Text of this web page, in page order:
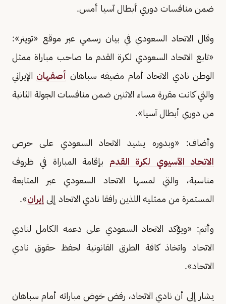
ضمن منافسات دوري أبطال آسيا أمس.
وقال الاتحاد السعودي في بيان رسمي عبر موقع «تويتر»:
«تابع الاتحاد السعودي لكرة القدم ما صاحب مباراة ممثل
الوطن نادي الاتحاد أمام مضيفه سباهان أصفهان الإيراني
والتي كانت مقررة مساء الاثنين ضمن منافسات الجولة الثانية
من دوري أبطال آسيا».
وأضاف: «وبدوره يشيد الاتحاد السعودي على حرص
الاتحاد الآسيوي لكرة القدم بإقامة المباراة في ظروف
مناسبة، والتي لمسها الاتحاد السعودي عبر المتابعة
المستمرة من ممثليه اللذين رافقا نادي الاتحاد إلى إيران».
وأتم: «ويؤكد الاتحاد السعودي على دعمه الكامل لنادي
الاتحاد واتخاذ كافة الطرق القانونية لحفظ حقوق نادي
الاتحاد».
يشار إلى أن نادي الاتحاد، رفض خوض مباراته أمام سباهان